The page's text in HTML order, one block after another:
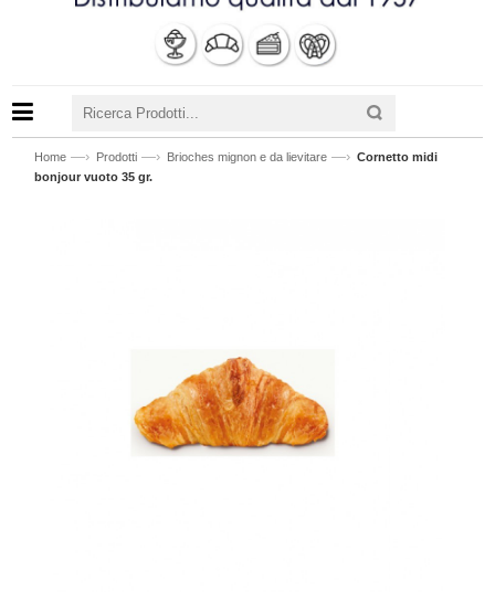
Home —› Prodotti —› Brioches mignon e da lievitare —› Cornetto midi
bonjour vuoto 35 gr.